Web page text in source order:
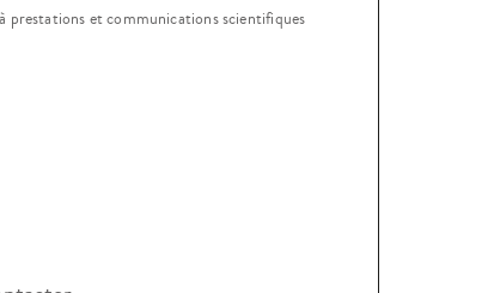
prestations et communications scientifiques